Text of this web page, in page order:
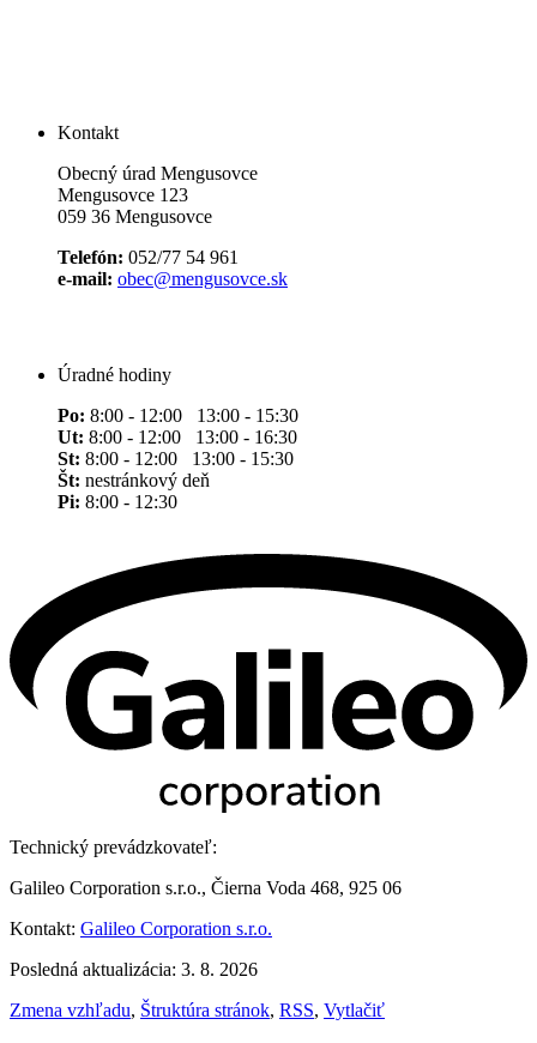
Kontakt
Obecný úrad Mengusovce
Mengusovce 123
059 36 Mengusovce
Telefón: 052/77 54 961
e-mail: obec@mengusovce.sk
Úradné hodiny
Po: 8:00 - 12:00 13:00 - 15:30
Ut: 8:00 - 12:00 13:00 - 16:30
St: 8:00 - 12:00 13:00 - 15:30
Št: nestránkový deň
Pi: 8:00 - 12:30
Technický prevádzkovateľ:
Galileo Corporation s.r.o., Čierna Voda 468, 925 06
Kontakt: Galileo Corporation s.r.o.
Posledná aktualizácia: 3. 8. 2026
Zmena vzhľadu, Štruktúra stránok, RSS, Vytlačiť